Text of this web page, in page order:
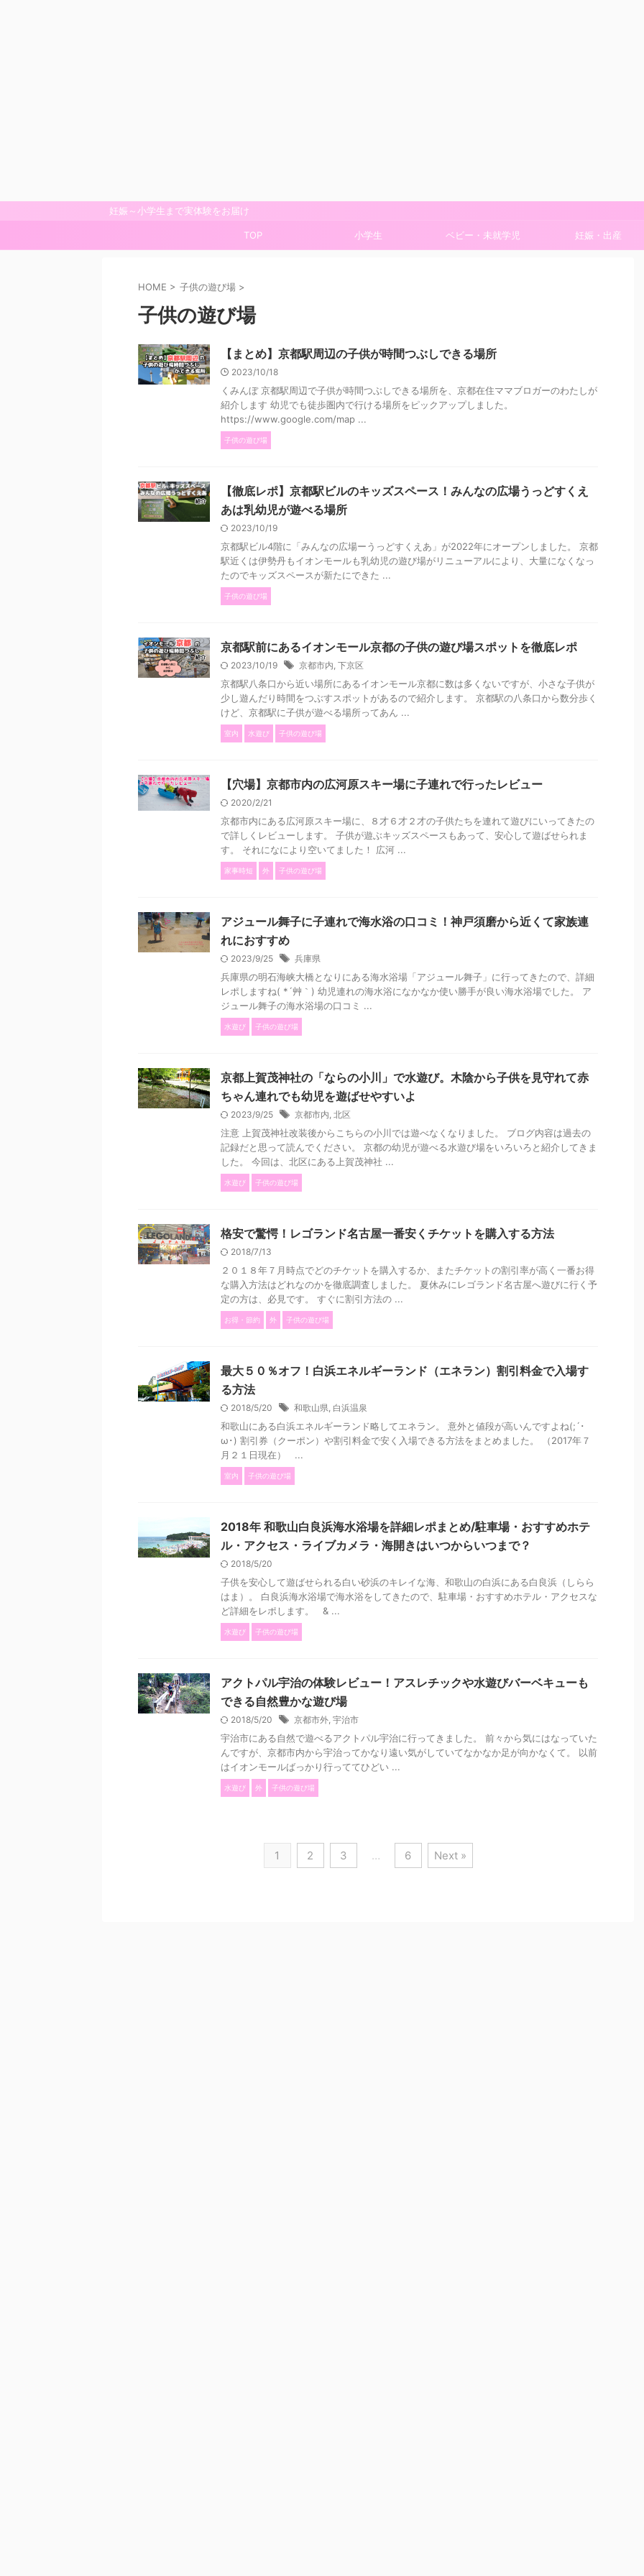
妊娠～小学生まで実体験をお届け
TOP 小学生 ベビー・未就学児 妊娠・出産
HOME > 子供の遊び場 >
子供の遊び場
【まとめ】京都駅周辺の子供が時間つぶしできる場所
2023/10/18
くみんぼ 京都駅周辺で子供が時間つぶしできる場所を、京都在住ママブロガーのわたしが
紹介します 幼児でも徒歩圏内で行ける場所をピックアップしました。
https://www.google.com/map ...
子供の遊び場
【徹底レポ】京都駅ビルのキッズスペース！みんなの広場うっどすくえ
あは乳幼児が遊べる場所
2023/10/19
京都駅ビル4階に「みんなの広場ーうっどすくえあ」が2022年にオープンしました。 京都
駅近くは伊勢丹もイオンモールも乳幼児の遊び場がリニューアルにより、大量になくなっ
たのでキッズスペースが新たにできた ...
子供の遊び場
京都駅前にあるイオンモール京都の子供の遊び場スポットを徹底レポ
2023/10/19 京都市内, 下京区
京都駅八条口から近い場所にあるイオンモール京都に数は多くないですが、小さな子供が
少し遊んだり時間をつぶすスポットがあるので紹介します。 京都駅の八条口から数分歩く
けど、京都駅に子供が遊べる場所ってあん ...
室内 水遊び 子供の遊び場
【穴場】京都市内の広河原スキー場に子連れで行ったレビュー
2020/2/21
京都市内にある広河原スキー場に、８才６才２才の子供たちを連れて遊びにいってきたの
で詳しくレビューします。 子供が遊ぶキッズスペースもあって、安心して遊ばせられま
す。 それになにより空いてました！ 広河 ...
家事時短 外 子供の遊び場
アジュール舞子に子連れで海水浴の口コミ！神戸須磨から近くて家族連
れにおすすめ
2023/9/25 兵庫県
兵庫県の明石海峡大橋となりにある海水浴場「アジュール舞子」に行ってきたので、詳細
レポしますね( *´艸｀) 幼児連れの海水浴になかなか使い勝手が良い海水浴場でした。 ア
ジュール舞子の海水浴場の口コミ ...
水遊び 子供の遊び場
京都上賀茂神社の「ならの小川」で水遊び。木陰から子供を見守れて赤
ちゃん連れでも幼児を遊ばせやすいよ
2023/9/25 京都市内, 北区
注意 上賀茂神社改装後からこちらの小川では遊べなくなりました。 ブログ内容は過去の
記録だと思って読んでください。 京都の幼児が遊べる水遊び場をいろいろと紹介してきま
した。 今回は、北区にある上賀茂神社 ...
水遊び 子供の遊び場
格安で驚愕！レゴランド名古屋一番安くチケットを購入する方法
2018/7/13
２０１８年７月時点でどのチケットを購入するか、またチケットの割引率が高く一番お得
な購入方法はどれなのかを徹底調査しました。 夏休みにレゴランド名古屋へ遊びに行く予
定の方は、必見です。 すぐに割引方法の ...
お得・節約 外 子供の遊び場
最大５０％オフ！白浜エネルギーランド（エネラン）割引料金で入場す
る方法
2018/5/20 和歌山県, 白浜温泉
和歌山にある白浜エネルギーランド略してエネラン。 意外と値段が高いんですよね(;´･
ω･) 割引券（クーポン）や割引料金で安く入場できる方法をまとめました。 （2017年７
月２１日現在） ...
室内 子供の遊び場
2018年 和歌山白良浜海水浴場を詳細レポまとめ/駐車場・おすすめホテ
ル・アクセス・ライブカメラ・海開きはいつからいつまで？
2018/5/20
子供を安心して遊ばせられる白い砂浜のキレイな海、和歌山の白浜にある白良浜（しらら
はま）。 白良浜海水浴場で海水浴をしてきたので、駐車場・おすすめホテル・アクセスな
ど詳細をレポします。 & ...
水遊び 子供の遊び場
アクトパル宇治の体験レビュー！アスレチックや水遊びバーベキューも
できる自然豊かな遊び場
2018/5/20 京都市外, 宇治市
宇治市にある自然で遊べるアクトパル宇治に行ってきました。 前々から気にはなっていた
んですが、京都市内から宇治ってかなり遠い気がしていてなかなか足が向かなくて。 以前
はイオンモールばっかり行っててひどい ...
水遊び 外 子供の遊び場
1 2 3 … 6 Next »